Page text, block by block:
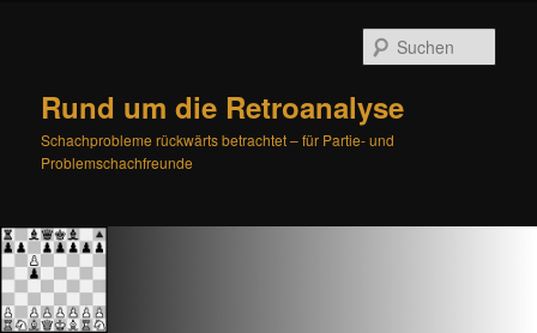
Rund um die Retroanalyse
Schachprobleme rückwärts betrachtet – für Partie- und
Problemschachfreunde